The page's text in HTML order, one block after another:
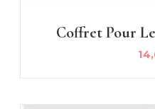
Coffret Pour